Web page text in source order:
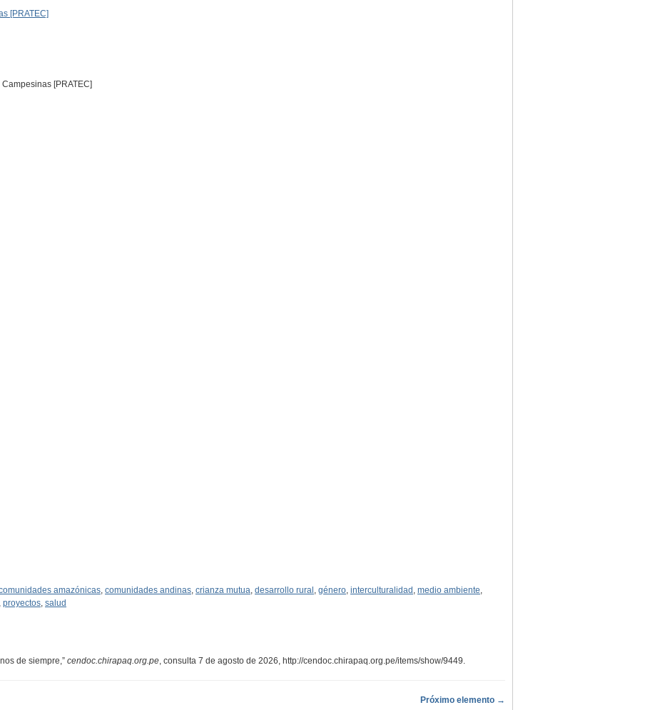
[PRATEC]
[PRATEC]
amazónicas comunidades andinas crianza mutua desarrollo rural género interculturalidad medio ambiente
proyectos salud
de siempre,” cendoc.chirapaq.org.pe , consulta 7 de agosto de 2026, http://cendoc.chirapaq.org.pe/items/show/9449
Próximo elemento →